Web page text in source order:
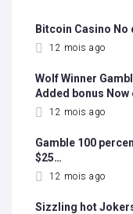
Bitcoin Casino No
12 mois ago
Wolf Winner
Added bonus
12 mois ago
Gamble 100
$25…
12 mois ago
Sizzling hot